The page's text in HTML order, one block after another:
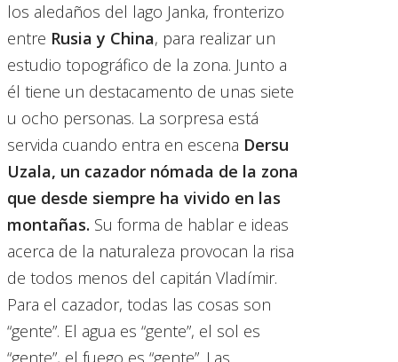
los aledaños del lago Janka, fronterizo
entre Rusia y China, para realizar un
estudio topográfico de la zona. Junto a
él tiene un destacamento de unas siete
u ocho personas. La sorpresa está
servida cuando entra en escena Dersu
Uzala, un cazador nómada de la zona
que desde siempre ha vivido en las
montañas. Su forma de hablar e ideas
acerca de la naturaleza provocan la risa
de todos menos del capitán Vladímir.
Para el cazador, todas las cosas son
“gente”. El agua es “gente”, el sol es
“gente”, el fuego es “gente”. Las